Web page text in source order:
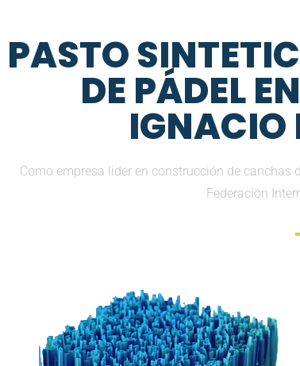
PASTO
DE PÁDEL
IGNACIO
Como empresa lider en construcción de canchas
Federación